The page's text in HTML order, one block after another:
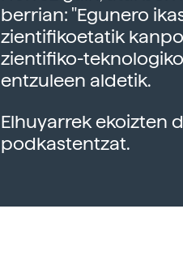
berrian: "Egunero
zientifikoetatik
zientifiko-
entzuleen aldetik.
Elhuyarrek ekoizten
podkastentzat.